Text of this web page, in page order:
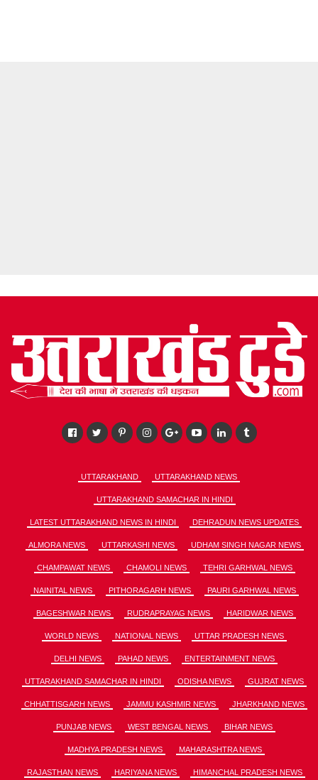
UTTARAKHAND UTTARAKHAND NEWS
UTTARAKHAND SAMACHAR IN HINDI
LATEST UTTARAKHAND NEWS IN HINDI DEHRADUN NEWS UPDATES
ALMORA NEWS UTTARKASHI NEWS UDHAM SINGH NAGAR NEWS
CHAMPAWAT NEWS CHAMOLI NEWS TEHRI GARHWAL NEWS
NAINITAL NEWS PITHORAGARH NEWS PAURI GARHWAL NEWS
BAGESHWAR NEWS RUDRAPRAYAG NEWS HARIDWAR NEWS
WORLD NEWS NATIONAL NEWS UTTAR PRADESH NEWS
DELHI NEWS PAHAD NEWS ENTERTAINMENT NEWS
UTTARAKHAND SAMACHAR IN HINDI ODISHA NEWS GUJRAT NEWS
CHHATTISGARH NEWS JAMMU KASHMIR NEWS JHARKHAND NEWS
PUNJAB NEWS WEST BENGAL NEWS BIHAR NEWS
MADHYA PRADESH NEWS MAHARASHTRA NEWS
RAJASTHAN NEWS HARIYANA NEWS HIMANCHAL PRADESH NEWS